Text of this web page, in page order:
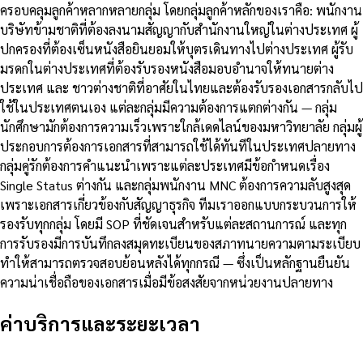
ครอบคลุมลูกค้าหลากหลายกลุ่ม โดยกลุ่มลูกค้าหลักของเราคือ: พนักงาน
บริษัทข้ามชาติที่ต้องลงนามสัญญากับสำนักงานใหญ่ในต่างประเทศ ผู้
ปกครองที่ต้องเซ็นหนังสือยินยอมให้บุตรเดินทางไปต่างประเทศ ผู้รับ
มรดกในต่างประเทศที่ต้องรับรองหนังสือมอบอำนาจให้ทนายต่าง
ประเทศ และ ชาวต่างชาติที่อาศัยในไทยและต้องรับรองเอกสารกลับไป
ใช้ในประเทศตนเอง แต่ละกลุ่มมีความต้องการแตกต่างกัน — กลุ่ม
นักศึกษามักต้องการความเร็วเพราะใกล้เดดไลน์ของมหาวิทยาลัย กลุ่มผู้
ประกอบการต้องการเอกสารที่สามารถใช้ได้ทันทีในประเทศปลายทาง
กลุ่มคู่รักต้องการคำแนะนำเพราะแต่ละประเทศมีข้อกำหนดเรื่อง
Single Status ต่างกัน และกลุ่มพนักงาน MNC ต้องการความลับสูงสุด
เพราะเอกสารเกี่ยวข้องกับสัญญาธุรกิจ ทีมเราออกแบบกระบวนการให้
รองรับทุกกลุ่ม โดยมี SOP ที่ชัดเจนสำหรับแต่ละสถานการณ์ และทุก
การรับรองมีการบันทึกลงสมุดทะเบียนของสภาทนายความตามระเบียบ
ทำให้สามารถตรวจสอบย้อนหลังได้ทุกกรณี — ซึ่งเป็นหลักฐานยืนยัน
ความน่าเชื่อถือของเอกสารเมื่อมีข้อสงสัยจากหน่วยงานปลายทาง
ค่าบริการและระยะเวลา